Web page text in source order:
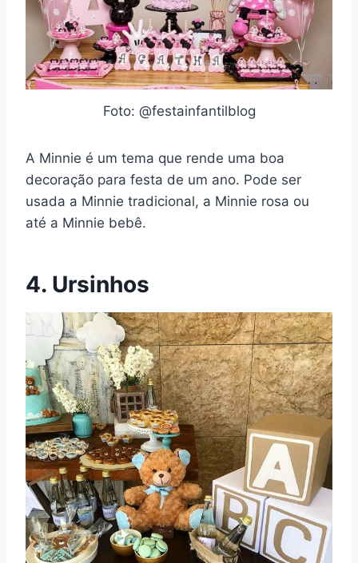
Foto: @festainfantilblog
A Minnie é um tema que rende uma boa
decoração para festa de um ano. Pode ser
usada a Minnie tradicional, a Minnie rosa ou
até a Minnie bebê.
4. Ursinhos